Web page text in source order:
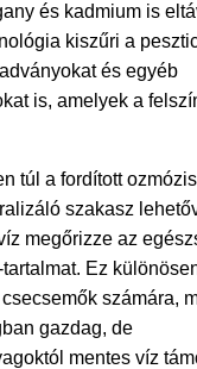
és kadmium is
kiszűri a
és egyéb
is, amelyek a
túl a fordított
szakasz
megőrizze az
Ez
számára,
gazdag, de
mentes víz